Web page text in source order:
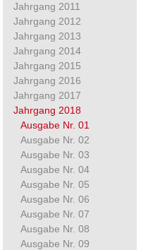
Jahrgang 2011
Jahrgang 2012
Jahrgang 2013
Jahrgang 2014
Jahrgang 2015
Jahrgang 2016
Jahrgang 2017
Jahrgang 2018
Ausgabe Nr. 01
Ausgabe Nr. 02
Ausgabe Nr. 03
Ausgabe Nr. 04
Ausgabe Nr. 05
Ausgabe Nr. 06
Ausgabe Nr. 07
Ausgabe Nr. 08
Ausgabe Nr. 09